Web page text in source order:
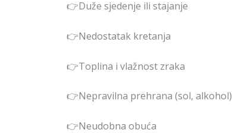
👉Duže sjedenje ili stajanje
👉Nedostatak kretanja
👉Toplina i vlažnost zraka
👉Nepravilna prehrana (sol, alkohol)
👉Neudobna obuća